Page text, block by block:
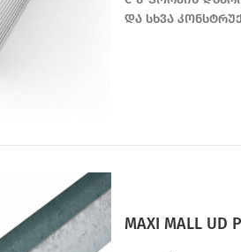
და სხვა
MAXI MALL UD